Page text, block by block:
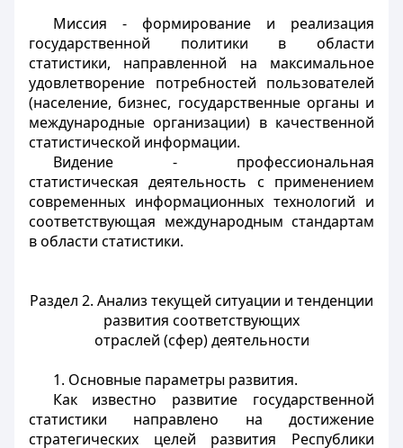
Миссия - формирование и реализация
государственной политики в области
статистики, направленной на максимальное
удовлетворение потребностей пользователей
(население, бизнес, государственные органы и
международные организации) в качественной
статистической информации.
Видение - профессиональная
статистическая деятельность с применением
современных информационных технологий и
соответствующая международным стандартам
в области статистики.
Раздел 2. Анализ текущей ситуации и тенденции
развития соответствующих
отраслей (сфер) деятельности
1. Основные параметры развития.
Как известно развитие государственной
статистики направлено на достижение
стратегических целей развития Республики